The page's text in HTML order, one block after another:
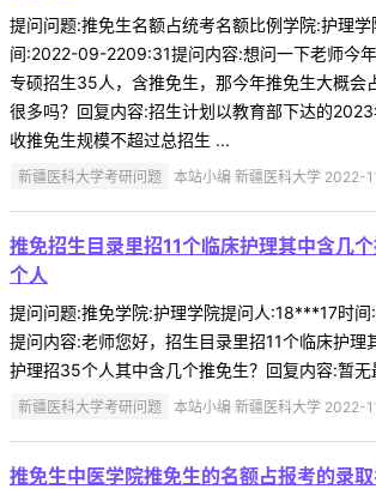
提问问题:推免生名额占统考名额比例学院:护理
间:2022-09-2209:31提问内容:想问一下老师今
专硕招生35人，含推免生，那今年推免生大概会
很多吗？回复内容:招生计划以教育部下达的
收推免生规模不超过总招生 ...
新疆医科大学考研问题 本站小编 新疆医科大学 2022-
推免招生目录里招11个临床护理其中含几
个人
提问问题:推免学院:护理学院提问人:18***17时
提问内容:老师您好，招生目录里招11个临床护理
护理招35个人其中含几个推免生？回复内容:暂无
新疆医科大学考研问题 本站小编 新疆医科大学 2022-
推免生中医学院推免生的名额占报考的录